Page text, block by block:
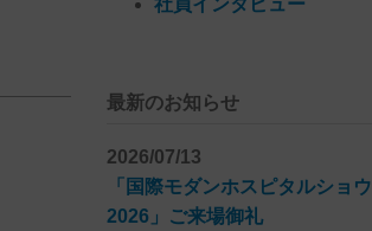
最新のお知らせ
2026/07/13
「国際モダンホスピタルショウ
2026」ご来場御礼